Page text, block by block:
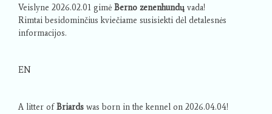
Veislyne 2026.02.01 gimė Berno zenenhundų vada!
Rimtai besidominčius kviečiame susisiekti dėl detalesnės
informacijos.
EN
A litter ofBriards was born in the kennel on 2026.04.04!